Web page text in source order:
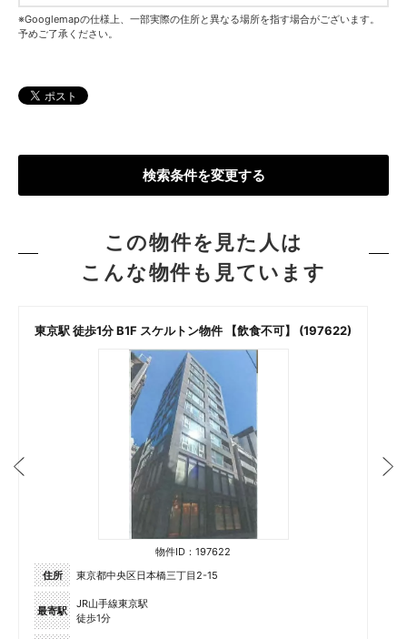
※Googlemapの仕様上、一部実際の住所と異なる場所を指す場合がございます。
予めご了承ください。
検索条件を変更する
この物件を見た人は
こんな物件も見ています
東京駅 徒歩1分 B1F スケルトン物件 【飲食不可】 (197622)
物件ID：197622
住所
東京都中央区日本橋三丁目2-15
最寄駅
JR山手線東京駅
徒歩1分